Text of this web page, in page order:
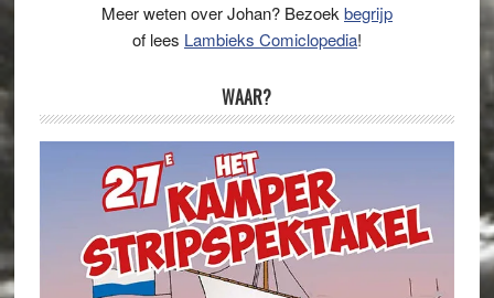
Meer weten over Johan? Bezoek begrijp
of lees Lambieks Comiclopedia!
WAAR?